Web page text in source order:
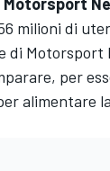
milioni di
di Motorsport
per
alimentare